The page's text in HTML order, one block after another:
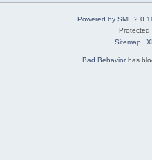
Powered by SMF
Sitemap
Bad Behaviorhas